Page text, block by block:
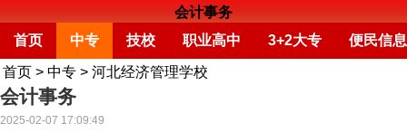
会计事务
首页
中专 技校 职业高中 3+2大专 便民信息
首页 > 中专 > 河北经济管理学校
会计事务
2025-02-07 17:09:49